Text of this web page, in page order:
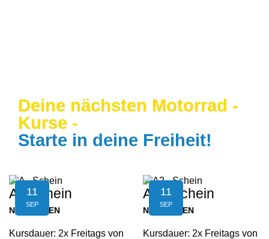
Deine nächsten Motorrad -
Kurse -
Starte in deine Freiheit!
11
SEP
A - Schein
NEUFELDEN
Kursdauer: 2x Freitags von
11
SEP
A2 - Schein
NEUFELDEN
Kursdauer: 2x Freitags von